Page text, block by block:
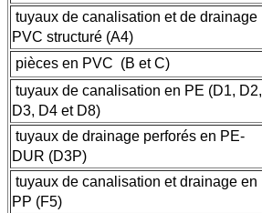
tuyaux de canalisation et de drainage
PVC structuré (A4)
pièces en PVC (B et C)
tuyaux de canalisation en PE (D1, D2,
D3, D4 et D8)
tuyaux de drainage perforés en PE-
DUR (D3P)
tuyaux de canalisation et drainage en
PP (F5)